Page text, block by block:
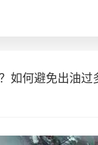
如何避免出油过